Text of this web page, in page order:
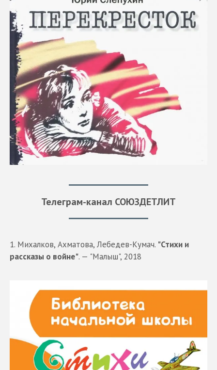
Телеграм-канал СОЮЗДЕТЛИТ
1. Михалков, Ахматова, Лебедев-Кумач. "Стихи и
рассказы о войне". — "Малыш", 2018